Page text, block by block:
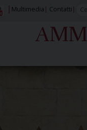
Multimedia Contatti